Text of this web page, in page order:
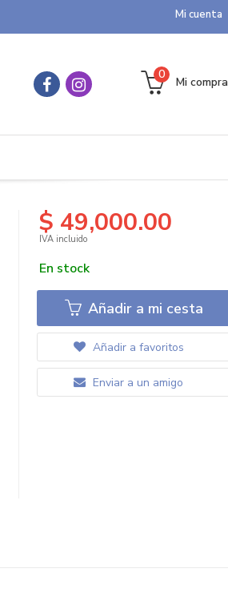
Mi cuenta
Mi compra
0
$ 49,000.00
IVA incluido
En stock
Añadir a mi cesta
Añadir a favoritos
Enviar a un amigo